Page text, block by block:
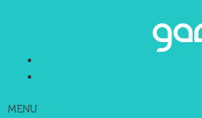
MENU
Software HRIS + AI
Operasional HR
Kami bantu Anda kelola payroll, PPh 21,